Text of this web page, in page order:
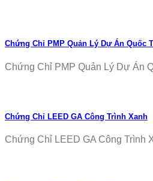
Chứng Chỉ PMP Quản Lý Dự Án Quốc
Chứng Chỉ PMP Quản Lý Dự Án
Chứng Chỉ LEED GA Công Trình Xanh
Chứng Chỉ LEED GA Công Trình